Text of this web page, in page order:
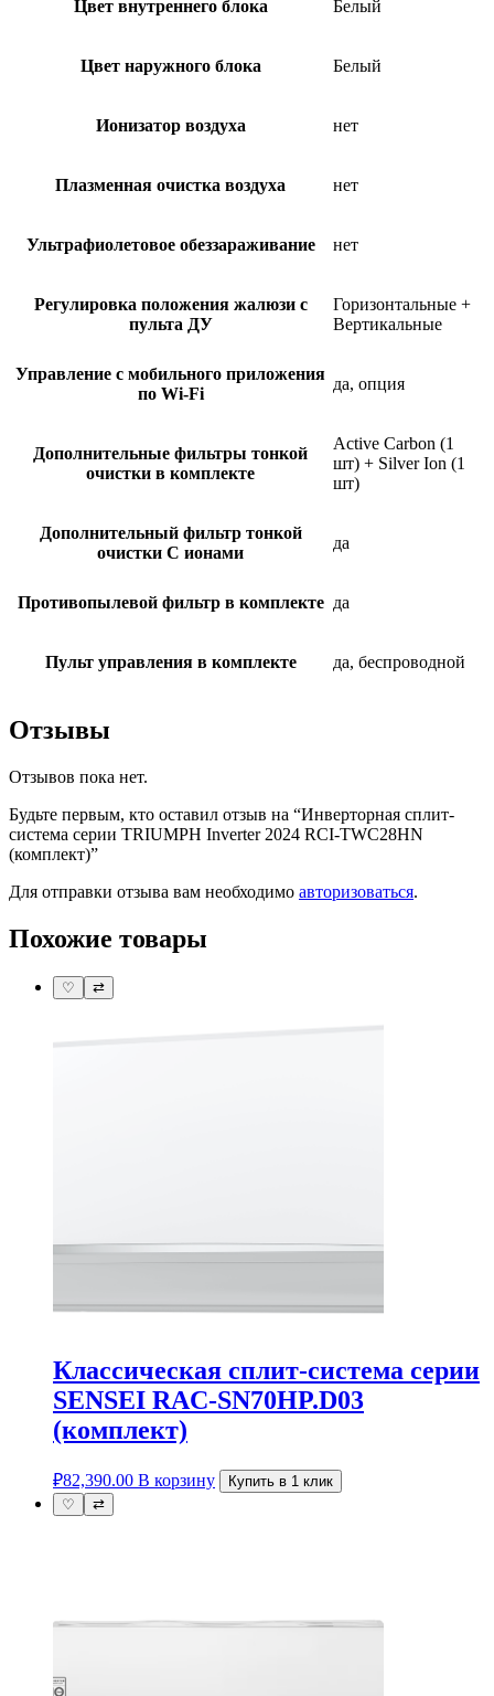
Цвет внутреннего блока Белый
Цвет наружного блока Белый
Ионизатор воздуха нет
Плазменная очистка воздуха нет
Ультрафиолетовое обеззараживание нет
Регулировка положения жалюзи с
пульта ДУ
Горизонтальные +
Вертикальные
Управление c мобильного приложения
по Wi-Fi
да, опция
Дополнительные фильтры тонкой
очистки в комплекте
Active Carbon (1
шт) + Silver Ion (1
шт)
Дополнительный фильтр тонкой
очистки С ионами
да
Противопылевой фильтр в комплекте да
Пульт управления в комплекте да, беспроводной
Отзывы
Отзывов пока нет.
Будьте первым, кто оставил отзыв на “Инверторная сплит-
система серии TRIUMPH Inverter 2024 RCI-TWC28HN
(комплект)”
Для отправки отзыва вам необходимо авторизоваться.
Похожие товары
♡ ⇄
Классическая сплит-система серии
SENSEI RAC-SN70HP.D03
(комплект)
₽82,390.00 В корзину
Купить в 1 клик
♡
⇄